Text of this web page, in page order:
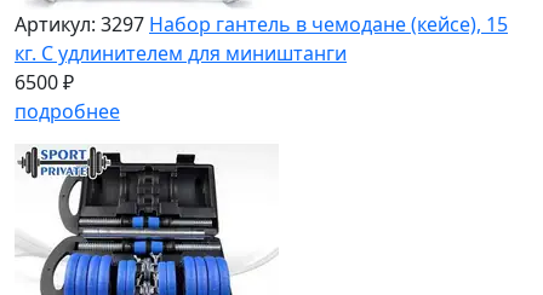
Артикул: 3297 Набор гантель в чемодане (кейсе), 15
кг. С удлинителем для миништанги
6500 ₽
подробнее